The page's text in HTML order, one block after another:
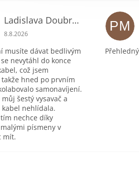
Ladislava Doubravová
Hodnocení obchodu je 2 z 5 hvězdiček.
8.8.2026
musíte dávat bedlivým
nevytáhl do konce
což jsem
hned po prvním
samonavíjení.
můj šestý vysavač a
kabel nehlídala.
nechce díky
písmeny v
mít.
PM